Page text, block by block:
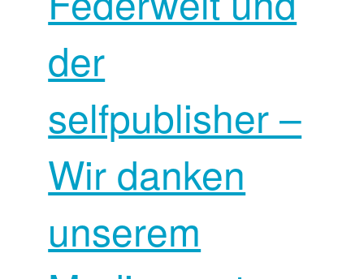
der
selfpublisher –
Wir danken
unserem